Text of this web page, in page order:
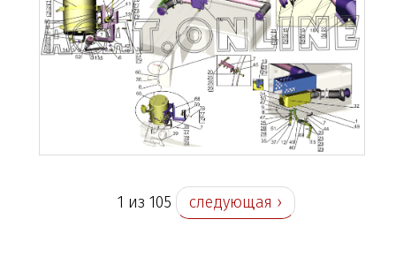
1 из 105 следующая ›